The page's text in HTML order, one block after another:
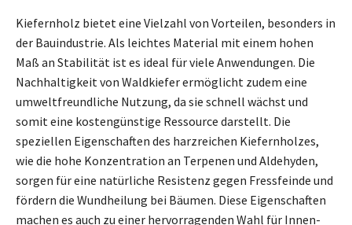
Kiefernholz bietet eine Vielzahl von Vorteilen, besonders in
der Bauindustrie. Als leichtes Material mit einem hohen
Maß an Stabilität ist es ideal für viele Anwendungen. Die
Nachhaltigkeit von Waldkiefer ermöglicht zudem eine
umweltfreundliche Nutzung, da sie schnell wächst und
somit eine kostengünstige Ressource darstellt. Die
speziellen Eigenschaften des harzreichen Kiefernholzes,
wie die hohe Konzentration an Terpenen und Aldehyden,
sorgen für eine natürliche Resistenz gegen Fressfeinde und
fördern die Wundheilung bei Bäumen. Diese Eigenschaften
machen es auch zu einer hervorragenden Wahl für Innen-